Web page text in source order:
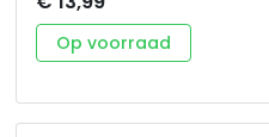
dierenthema’s: kikkers en
oorlogsoverblijfselen als
Op voorraad